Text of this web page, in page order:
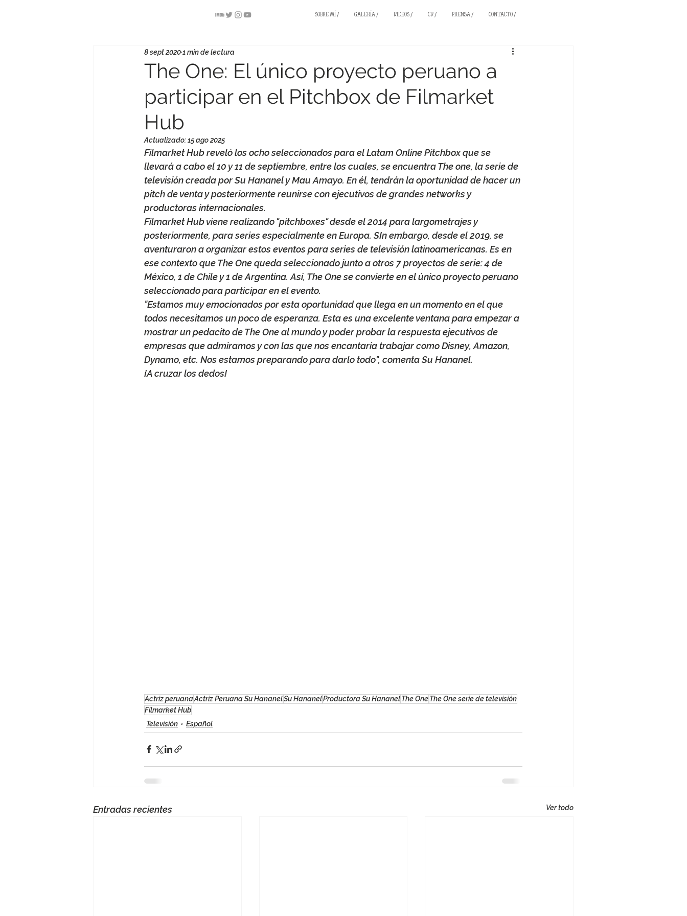
SOBRE MÍ / GALERÍA / VIDEOS / CV / PRENSA / CONTACTO /
The One: El único proyecto peruano a
participar en el Pitchbox de Filmarket
Hub
8 sept 20201 min de lectura
Actualizado:15 ago 2025
Filmarket Hub reveló los ocho seleccionados para el Latam Online Pitchbox que se
llevará a cabo el 10 y 11 de septiembre, entre los cuales, se encuentra The one, la serie de
televisión creada por Su Hananel y Mau Amayo. En él, tendrán la oportunidad de hacer un
pitch de venta y posteriormente reunirse con ejecutivos de grandes networks y
productoras internacionales.
Filmarket Hub viene realizando "pitchboxes" desde el 2014 para largometrajes y
posteriormente, para series especialmente en Europa. SIn embargo, desde el 2019, se
aventuraron a organizar estos eventos para series de televisión latinoamericanas. Es en
ese contexto que The One queda seleccionado junto a otros 7 proyectos de serie: 4 de
México, 1 de Chile y 1 de Argentina. Así, The One se convierte en el único proyecto peruano
seleccionado para participar en el evento.
"Estamos muy emocionados por esta oportunidad que llega en un momento en el que
todos necesitamos un poco de esperanza. Esta es una excelente ventana para empezar a
mostrar un pedacito de The One al mundo y poder probar la respuesta ejecutivos de
empresas que admiramos y con las que nos encantaría trabajar como Disney, Amazon,
Dynamo, etc. Nos estamos preparando para darlo todo", comenta Su Hananel.
¡A cruzar los dedos!
Actriz peruanaActriz Peruana Su HananelSu HananelProductora Su HananelThe OneThe One serie de televisión
Filmarket Hub
Televisión
Español
Entradas recientes Ver todo